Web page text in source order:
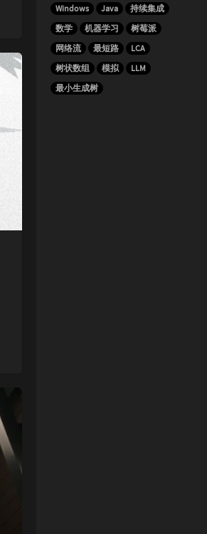
Windows
Java
持续集成
数学
机器学习
树莓派
网络流
最短路
LCA
树状数组
模拟
LLM
最小生成树